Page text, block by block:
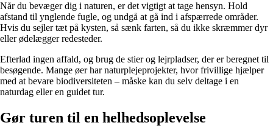
Når du bevæger dig i naturen, er det vigtigt at tage hensyn. Hold
afstand til ynglende fugle, og undgå at gå ind i afspærrede områder.
Hvis du sejler tæt på kysten, så sænk farten, så du ikke skræmmer dyr
eller ødelægger redesteder.
Efterlad ingen affald, og brug de stier og lejrpladser, der er beregnet til
besøgende. Mange øer har naturplejeprojekter, hvor frivillige hjælper
med at bevare biodiversiteten – måske kan du selv deltage i en
naturdag eller en guidet tur.
Gør turen til en helhedsoplevelse